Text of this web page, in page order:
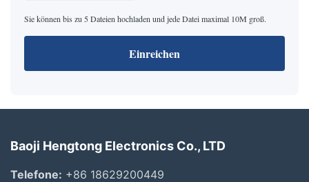
Sie können bis zu 5 Dateien hochladen und jede Datei maximal 10M groß.
Einreichen
Baoji Hengtong Electronics Co., LTD
Telefone: +86 18629200449